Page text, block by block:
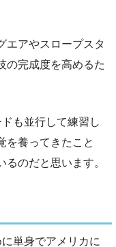
エアやスロープスタ
の完成度を高めるた
も並行して練習し
を養ってきたこと
のだと思います。
単身でアメリカに